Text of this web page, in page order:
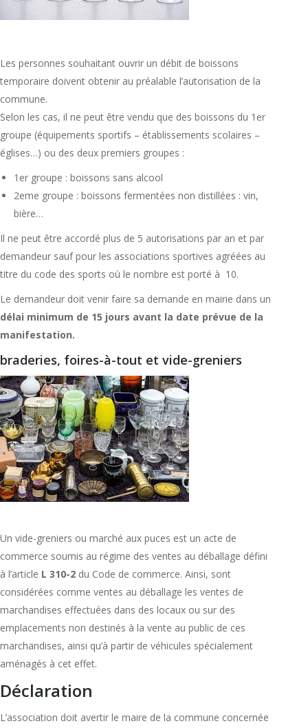
Les personnes souhaitant ouvrir un débit de boissons
temporaire doivent obtenir au préalable l’autorisation de la
commune.
Selon les cas, il ne peut être vendu que des boissons du 1er
groupe (équipements sportifs – établissements scolaires –
églises…) ou des deux premiers groupes :
1er groupe : boissons sans alcool
2eme groupe : boissons fermentées non distillées : vin,
bière…
Il ne peut être accordé plus de 5 autorisations par an et par
demandeur sauf pour les associations sportives agréées au
titre du code des sports où le nombre est porté à 10.
Le demandeur doit venir faire sa demande en mairie dans un
délai minimum de 15 jours avant la date prévue de la
manifestation.
braderies, foires-à-tout et vide-greniers
Un vide-greniers ou marché aux puces est un acte de
commerce soumis au régime des ventes au déballage défini
à l’article L 310-2 du Code de commerce. Ainsi, sont
considérées comme ventes au déballage les ventes de
marchandises effectuées dans des locaux ou sur des
emplacements non destinés à la vente au public de ces
marchandises, ainsi qu’à partir de véhicules spécialement
aménagés à cet effet.
Déclaration
L’association doit avertir le maire de la commune concernée